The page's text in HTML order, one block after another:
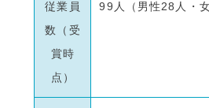
従業員
数（受
賞時
点）
99人（男性28人・